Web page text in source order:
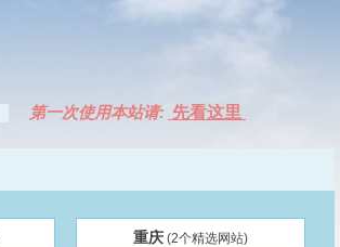
第一次使用本站请: 先看这里
重庆 (2个精选网站)